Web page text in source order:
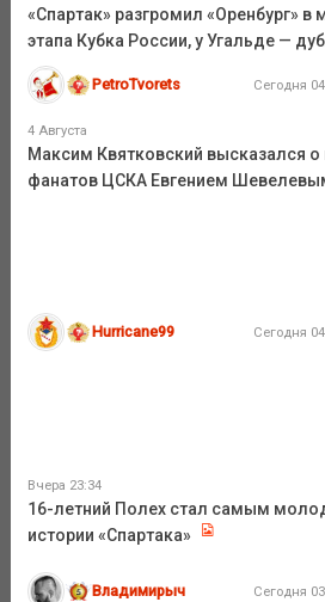
«Спартак» разгромил «Оренбург» в
этапа Кубка России, у Угальде —
PetroTvorets Сегодня
4 Августа
Максим Квятковский высказался
фанатов ЦСКА Евгением
Hurricane99 Сегодня
Вчера 23:34
16-летний Полех стал самым
истории «Спартака»
Владимирыч Сегодня